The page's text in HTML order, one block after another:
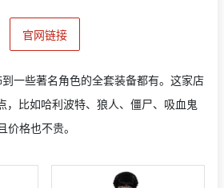
官网链接
一些著名角色的全套装备都有。这家店
，比如哈利波特、狼人、僵尸、吸血鬼
格也不贵。